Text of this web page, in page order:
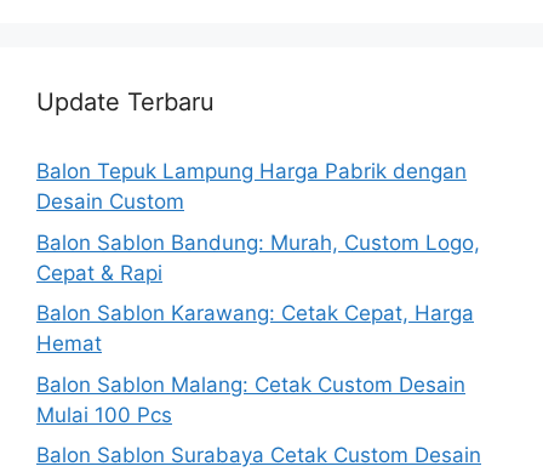
Update Terbaru
Balon Tepuk Lampung Harga Pabrik dengan
Desain Custom
Balon Sablon Bandung: Murah, Custom Logo,
Cepat & Rapi
Balon Sablon Karawang: Cetak Cepat, Harga
Hemat
Balon Sablon Malang: Cetak Custom Desain
Mulai 100 Pcs
Balon Sablon Surabaya Cetak Custom Desain